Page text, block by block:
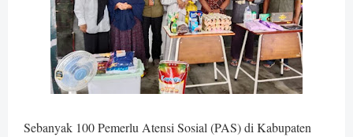
Sebanyak 100 Pemerlu Atensi Sosial (PAS) di Kabupaten